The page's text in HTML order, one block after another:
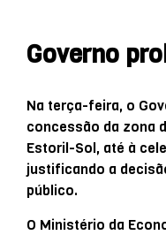
Governo
Na terça-feira, o
concessão da zona
Estoril-Sol, até à
justificando a
público.
O Ministério da